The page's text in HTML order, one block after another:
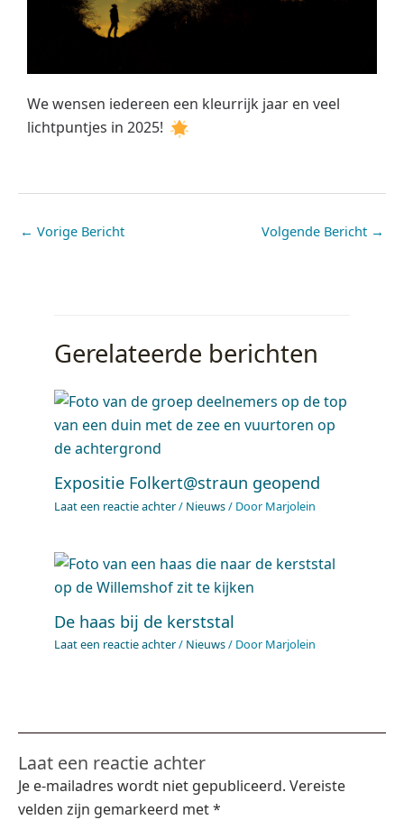
We wensen iedereen een kleurrijk jaar en veel
lichtpuntjes in 2025!
← Vorige Bericht Volgende Bericht →
Gerelateerde berichten
Expositie Folkert@straun geopend
Laat een reactie achter/ Nieuws/ Door Marjolein
De haas bij de kerststal
Laat een reactie achter/ Nieuws/ Door Marjolein
Laat een reactie achter
Je e-mailadres wordt niet gepubliceerd. Vereiste
velden zijn gemarkeerd met*